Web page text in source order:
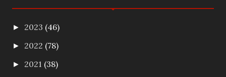
► 2023 (46)
► 2022 (78)
► 2021 (38)